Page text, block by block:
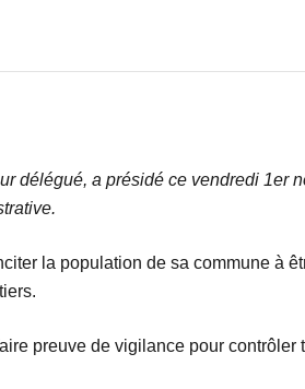
délégué, a présidé ce vendredi 1er
la population de sa commune à
preuve de vigilance pour contrôler